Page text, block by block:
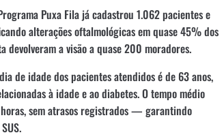
Puxa Fila já cadastrou 1.062 pacientes e
alterações oftalmológicas em quase 45% dos
devolveram a visão a quase 200 moradores.
de idade dos pacientes atendidos é de 63 anos,
à idade e ao diabetes. O tempo médio
sem atrasos registrados — garantindo